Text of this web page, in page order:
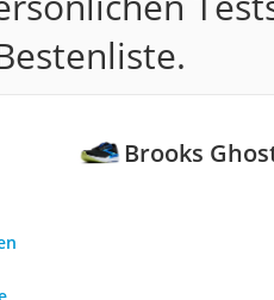
Brooks